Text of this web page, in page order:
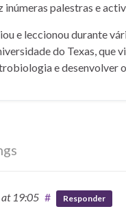
inúmeras palestras e
e leccionou durante
do Texas, que
e desenvolver
at 19:05 # Responder